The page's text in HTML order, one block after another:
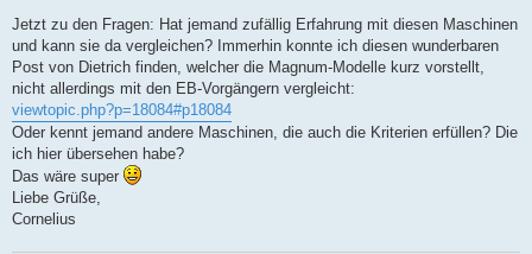
Jetzt zu den Fragen: Hat jemand zufällig Erfahrung mit diesen Maschinen
und kann sie da vergleichen? Immerhin konnte ich diesen wunderbaren
Post von Dietrich finden, welcher die Magnum-Modelle kurz vorstellt,
nicht allerdings mit den EB-Vorgängern vergleicht:
viewtopic.php?p=18084#p18084
Oder kennt jemand andere Maschinen, die auch die Kriterien erfüllen? Die
ich hier übersehen habe?
Das wäre super
Liebe Grüße,
Cornelius